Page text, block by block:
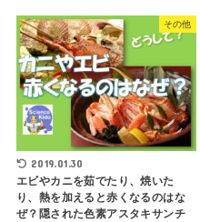
その他
2019.01.30
エビやカニを茹でたり、焼いた
り、熱を加えると赤くなるのはな
ぜ？隠された色素アスタキサンチ